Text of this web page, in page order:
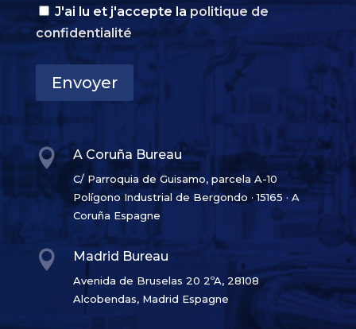
J'ai lu et j'accepte lapolitique de
confidentialité
Envoyer
 A Coruña Bureau
C/ Parroquia de Guisamo, parcela A-10
Polígono Industrial de Bergondo · 15165 · A
Coruña Espagne
 Madrid Bureau
Avenida de Bruselas 20 2ºA, 28108
Alcobendas, Madrid Espagne